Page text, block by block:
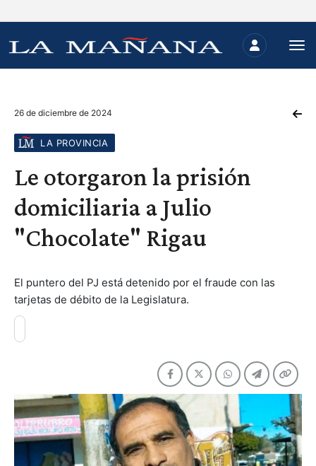
26 de diciembre de 2024
LA PROVINCIA
Le otorgaron la prisión
domiciliaria a Julio
"Chocolate" Rigau
El puntero del PJ está detenido por el fraude con las
tarjetas de débito de la Legislatura.